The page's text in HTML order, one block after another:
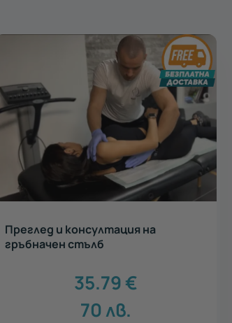
Преглед и консултация на
гръбначен стълб
35.79€
70лв.